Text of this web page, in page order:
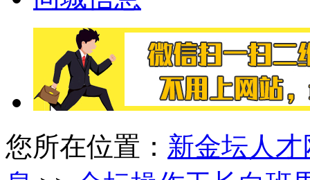
您所在位置： 新金坛人才